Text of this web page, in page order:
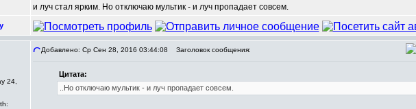
и луч стал ярким. Но отключаю мультик - и луч пропадает совсем.
24,
Добавлено: Ср Сен 28, 2016 03:44:08 Заголовок сообщения:
Цитата:
..Но отключаю мультик - и луч пропадает совсем.